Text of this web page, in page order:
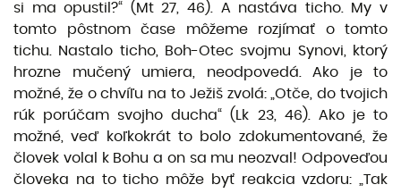
si ma opustil?“ (Mt 27, 46). A nastáva ticho. My v
tomto pôstnom čase môžeme rozjímať o tomto
tichu. Nastalo ticho, Boh-Otec svojmu Synovi, ktorý
hrozne mučený umiera, neodpovedá. Ako je to
možné, že o chvíľu na to Ježiš zvolá: „Otče, do tvojich
rúk porúčam svojho ducha“ (Lk 23, 46). Ako je to
možné, veď koľkokrát to bolo zdokumentované, že
človek volal k Bohu a on sa mu neozval! Odpoveďou
človeka na to ticho môže byť reakcia vzdoru: „Tak